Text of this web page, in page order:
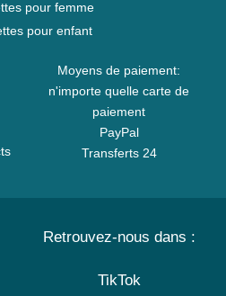
pour femme
pour enfant
Moyens de paiement:
n'importe quelle carte de
paiement
PayPal
Transferts 24
Retrouvez-nous dans :
TikTok